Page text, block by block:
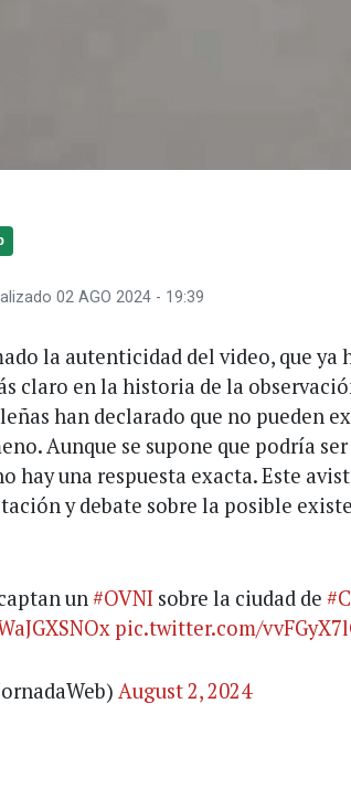
02 AGO 2024 - 19:39
la autenticidad del video, que ya
claro en la historia de la
han declarado que no pueden
Aunque se supone que podría
hay una respuesta exacta. Este
y debate sobre la posible
un#OVNI sobre la ciudad de
pic.twitter.com/
August 2, 2024